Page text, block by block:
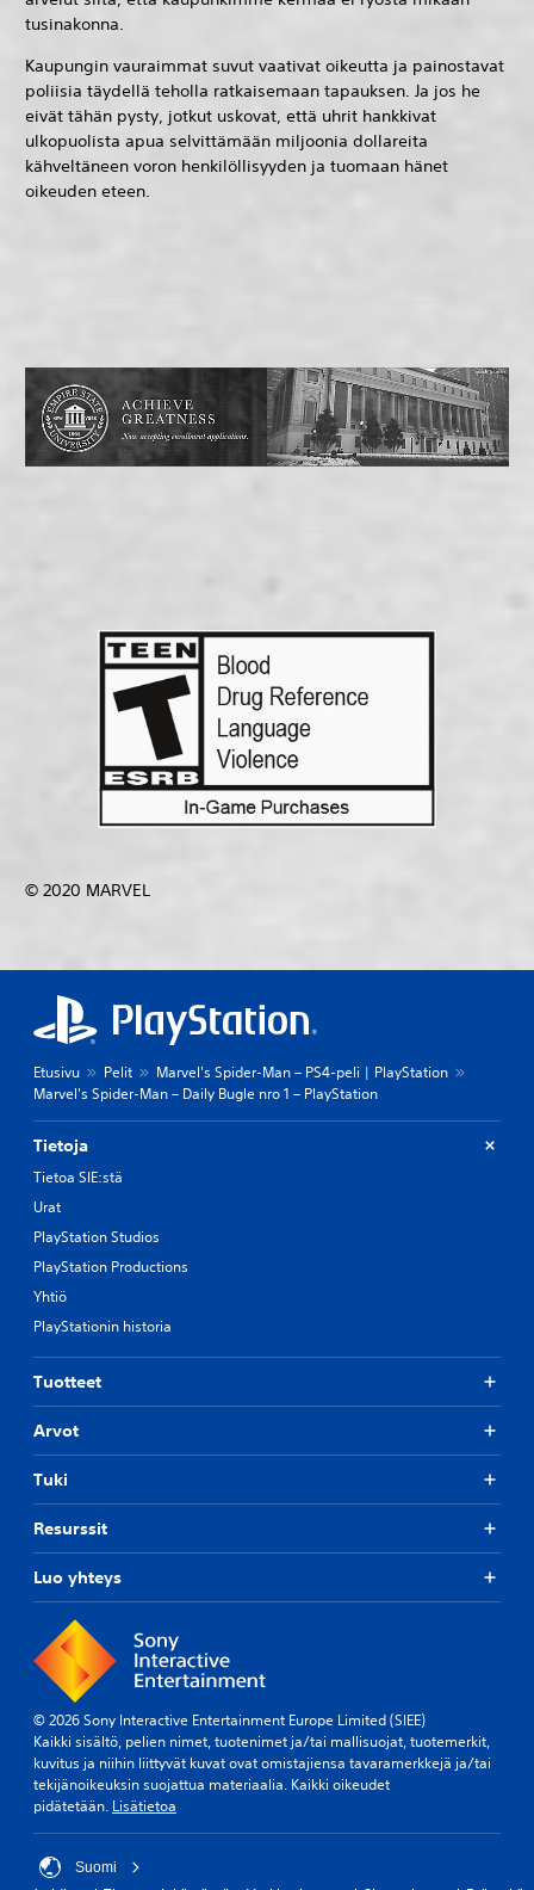
tusinakonna.
Kaupungin vauraimmat suvut vaativat oikeutta ja painostavat
poliisia täydellä teholla ratkaisemaan tapauksen. Ja jos he
eivät tähän pysty, jotkut uskovat, että uhrit hankkivat
ulkopuolista apua selvittämään miljoonia dollareita
kähveltäneen voron henkilöllisyyden ja tuomaan hänet
oikeuden eteen.
© 2020 MARVEL
Etusivu Pelit
Marvel's Spider-Man – PS4-peli | PlayStation
Marvel's Spider-Man – Daily Bugle nro 1 – PlayStation
Tietoja
Tietoa SIE:stä
Urat
PlayStation Studios
PlayStation Productions
Yhtiö
PlayStationin historia
Tuotteet
Arvot
Tuki
Resurssit
Luo yhteys
© 2026 Sony Interactive Entertainment Europe Limited (SIEE)
Kaikki sisältö, pelien nimet, tuotenimet ja/tai mallisuojat, tuotemerkit,
kuvitus ja niihin liittyvät kuvat ovat omistajiensa tavaramerkkejä ja/tai
tekijänoikeuksin suojattua materiaalia. Kaikki oikeudet
pidätetään. Lisätietoa
Suomi